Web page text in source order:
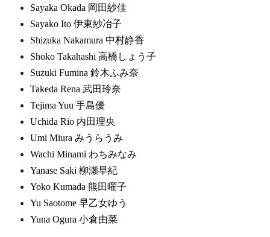
Sayaka Okada 岡田紗佳
Sayako Ito 伊東紗冶子
Shizuka Nakamura 中村静香
Shoko Takahashi 高橋しょう子
Suzuki Fumina 鈴木ふみ奈
Takeda Rena 武田玲奈
Tejima Yuu 手島優
Uchida Rio 内田理央
Umi Miura みうらうみ
Wachi Minami わちみなみ
Yanase Saki 柳瀬早紀
Yoko Kumada 熊田曜子
Yu Saotome 早乙女ゆう
Yuna Ogura 小倉由菜